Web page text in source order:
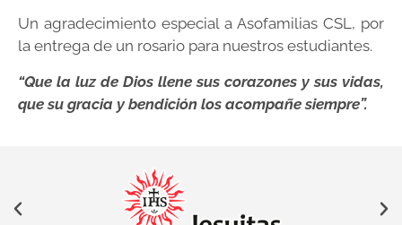
Un agradecimiento especial a Asofamilias CSL, por
la entrega de un rosario para nuestros estudiantes.
“Que la luz de Dios llene sus corazones y sus vidas,
que su gracia y bendición los acompañe siempre”.